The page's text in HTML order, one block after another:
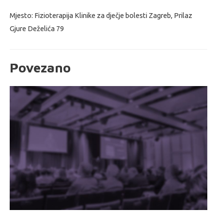
Mjesto: Fizioterapija Klinike za dječje bolesti Zagreb, Prilaz
Gjure Deželića 79
Povezano